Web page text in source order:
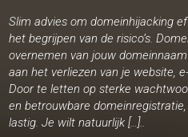
Slim advies om domeinhijacking
het begrijpen van de risico’s.
overnemen van jouw
aan het verliezen van je website,
Door te letten op sterke
en betrouwbare
lastig. Je wilt natuurlijk […]..